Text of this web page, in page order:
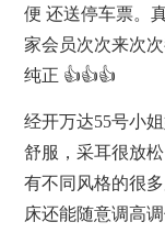
便 还送停车票。
家会员次次来次
纯正 👍👍👍
经开万达55号小
舒服，采耳很放
有不同风格的很
床还能随意调高